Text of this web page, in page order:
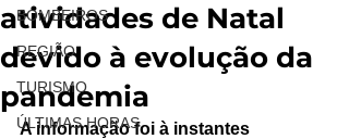
BOMBEIROS
REGIÃO
TURISMO
ÚLTIMAS HORAS
atividades de Natal
devido à evolução da
pandemia
A informação foi à instantes